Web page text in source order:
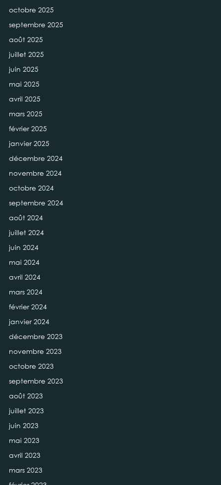
octobre 2025
septembre 2025
août 2025
juillet 2025
juin 2025
mai 2025
avril 2025
mars 2025
février 2025
janvier 2025
décembre 2024
novembre 2024
octobre 2024
septembre 2024
août 2024
juillet 2024
juin 2024
mai 2024
avril 2024
mars 2024
février 2024
janvier 2024
décembre 2023
novembre 2023
octobre 2023
septembre 2023
août 2023
juillet 2023
juin 2023
mai 2023
avril 2023
mars 2023